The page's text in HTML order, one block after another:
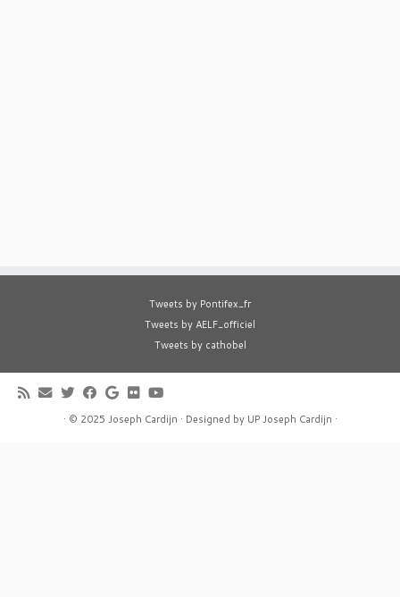
Tweets by Pontifex_fr
Tweets by AELF_officiel
Tweets by cathobel
· © 2025 Joseph Cardijn · Designed by UP Joseph Cardijn ·